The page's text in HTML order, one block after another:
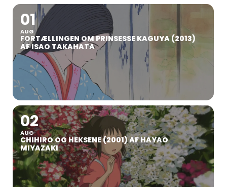
01
AUG
FORTÆLLINGEN OM PRINSESSE KAGUYA (2013)
AF ISAO TAKAHATA
02
AUG
CHIHIRO OG HEKSENE (2001) AF HAYAO
MIYAZAKI